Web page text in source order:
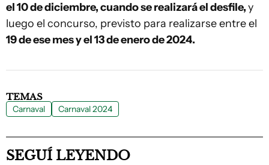
el 10 de diciembre, cuando se realizará el desfile,y
luego el concurso, previsto para realizarse entre el
19 de ese mes y el 13 de enero de 2024.
TEMAS
Carnaval Carnaval 2024
SEGUÍ LEYENDO